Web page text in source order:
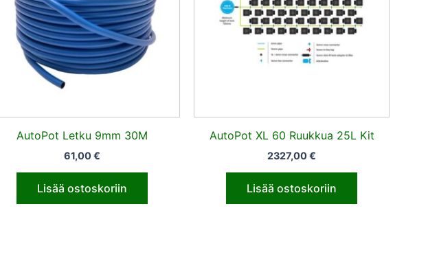
AutoPot Letku 9mm 30M
61,00€
Lisää ostoskoriin
AutoPot XL 60 Ruukkua 25L Kit
2327,00€
Lisää ostoskoriin